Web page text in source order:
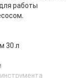
работы
30 л